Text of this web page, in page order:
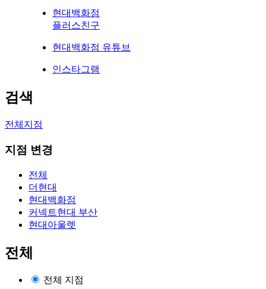
현대백화점
플러스친구
현대백화점 유튜브
인스타그램
검색
전체지점
지점 변경
전체
더현대
현대백화점
커넥트현대 부산
현대아울렛
전체
전체 지점